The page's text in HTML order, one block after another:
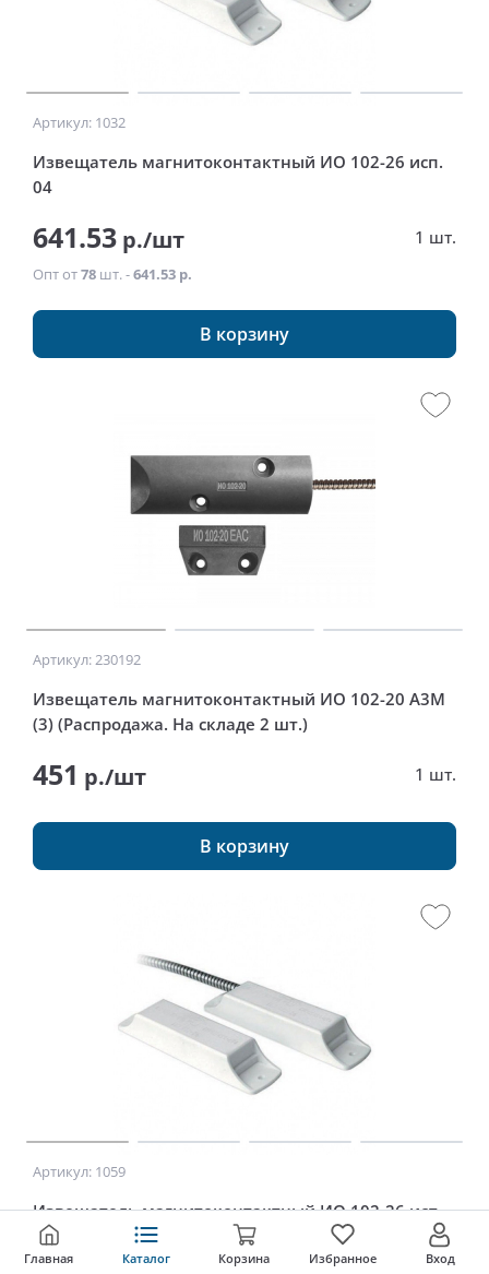
Главная Каталог Вход
Избранное
Корзина
Артикул: 1032
Извещатель магнитоконтактный ИО 102-26 исп.
04
641.53 р./шт 1 шт.
Опт от78 шт. -641.53 р.
В корзину
Артикул: 230192
Извещатель магнитоконтактный ИО 102-20 А3М
(3) (Распродажа. На складе 2 шт.)
451 р./шт 1 шт.
В корзину
Артикул: 1059
Извещатель магнитоконтактный ИО 102-26 исп.
05